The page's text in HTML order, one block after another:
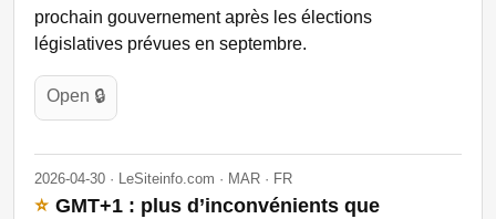
prochain gouvernement après les élections
législatives prévues en septembre.
Open 🔒
2026-04-30 · LeSiteinfo.com · MAR · FR
⭐ GMT+1 : plus d’inconvénients que